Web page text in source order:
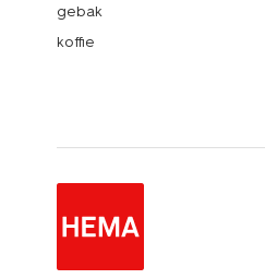
gebak
koffie